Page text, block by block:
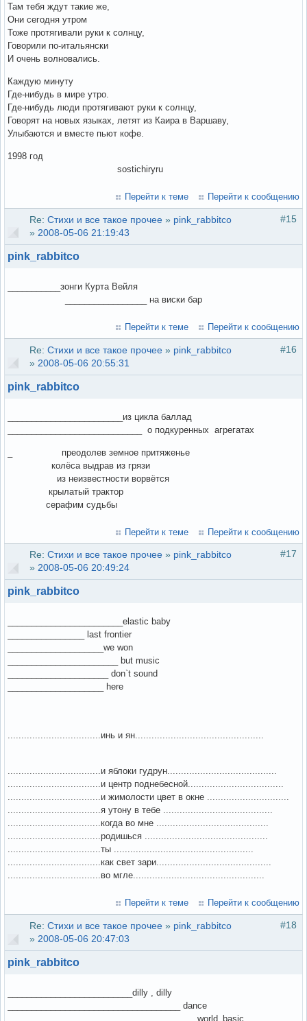
Там тебя ждут такие же,
Они сегодня утром
Тоже протягивали руки к солнцу,
Говорили по-итальянски
И очень волновались.
Каждую минуту
Где-нибудь в мире утро.
Где-нибудь люди протягивают руки к солнцу,
Говорят на новых языках, летят из Каира в Варшаву,
Улыбаются и вместе пьют кофе.
1998 год
sostichiryru
Перейти к теме Перейти к сообщению
#15
Re: Стихи и все такое прочее » pink_rabbitco
» 2008-05-06 21:19:43
pink_rabbitco
___________зонги Курта Вейля
_________________ на виски бар
Перейти к теме Перейти к сообщению
#16
Re: Стихи и все такое прочее » pink_rabbitco
» 2008-05-06 20:55:31
pink_rabbitco
________________________из цикла баллад
____________________________ о подкуренных агрегатах
_ преодолев земное притяженье
колёса выдрав из грязи
из неизвестности ворвётся
крылатый трактор
серафим судьбы
Перейти к теме Перейти к сообщению
#17
Re: Стихи и все такое прочее » pink_rabbitco
» 2008-05-06 20:49:24
pink_rabbitco
________________________elastic baby
________________ last frontier
____________________we won
_______________________ but music
_____________________ don`t sound
____________________ here
..................................инь и ян...............................................
..................................и яблоки гудрун........................................
..................................и центр поднебесной...................................
..................................и жимолости цвет в окне ..............................
..................................я утону в тебе ........................................
..................................когда во мне .........................................
..................................родишься .............................................
..................................ты ...................................................
..................................как свет зари..........................................
..................................во мгле................................................
Перейти к теме Перейти к сообщению
#18
Re: Стихи и все такое прочее » pink_rabbitco
» 2008-05-06 20:47:03
pink_rabbitco
__________________________dilly , dilly
____________________________________ dance
_______________________________________ world_basic,